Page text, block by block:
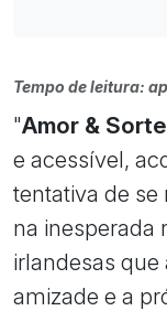
Tempo de leitura:
"Amor & Sorte
e acessível,
tentativa de
na inesperada
irlandesas que
amizade e a